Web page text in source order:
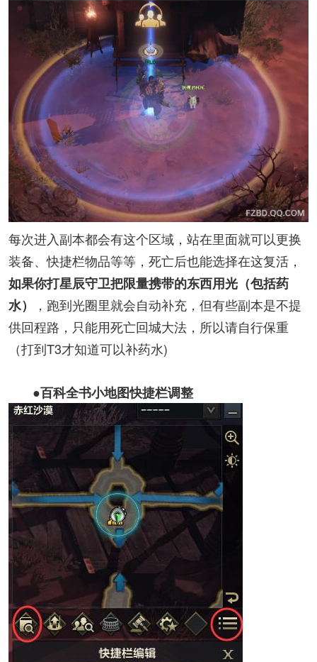
每次进入副本都会有这个区域，站在里面就可以更换
装备、快捷栏物品等等，死亡后也能选择在这复活，
如果你打星辰守卫把限量携带的东西用光（包括药
水）
，跑到光圈里就会自动补充，但有些副本是不提
供回程路，只能用死亡回城大法，所以请自行保重
（打到T3才知道可以补药水)
●百科全书小地图快捷栏调整